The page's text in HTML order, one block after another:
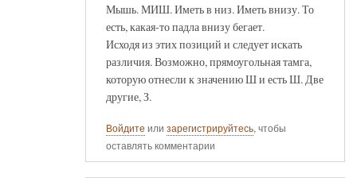
Мышь. МИШ. Иметь в низ. Иметь внизу. То
есть, какая-то падла внизу бегает.
Исходя из этих позиций и следует искать
различия. Возможно, прямоугольная тамга,
которую отнесли к значению Ш и есть Ш. Две
другие, З.
Войдите или зарегистрируйтесь, чтобы
оставлять комментарии